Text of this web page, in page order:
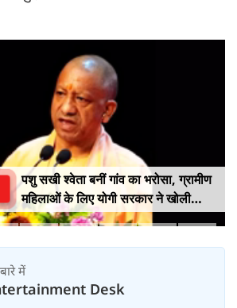
पशु सखी श्वेता बनीं गांव का भरोसा, ग्रामीण
महिलाओं के लिए योगी सरकार ने खोली
आत्मनिर्भरता की राह
में
Desk